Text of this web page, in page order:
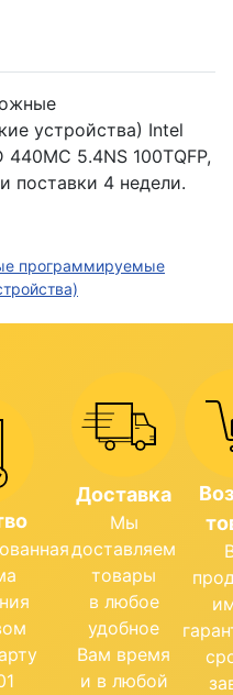
устройства) Intel
440MC 5.4NS 100TQFP,
поставки 4 недели.
программируемые
Доставка
Мы
доставляем
товары
в любое
удобное
Вам время
и в любой